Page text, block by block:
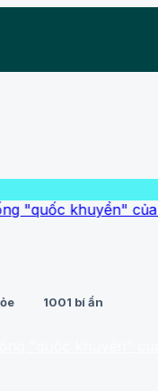
khuyển" của Triều
1001 bí ẩn